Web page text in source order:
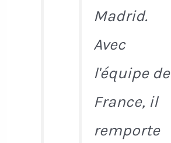
Madrid.
Avec
l'équipe de
France, il
remporte